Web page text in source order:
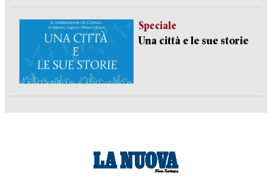
Speciale
Una città e le sue storie